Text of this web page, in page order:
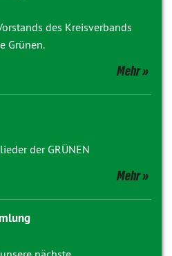
des Kreisverbands
Grünen.
Mehr
der GRÜNEN
Mehr